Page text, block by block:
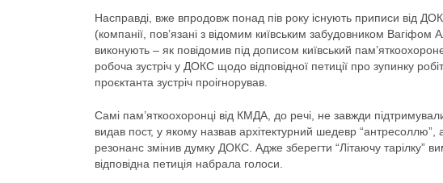
Насправді, вже впродовж понад пів року існують приписи від
(компанії, пов’язані з відомим київським забудовником Вагіфом
виконують – як повідомив під дописом київський
робоча зустріч у ДОКС щодо відповідної петиції про зупинку
проєктанта зустріч проігнорував.
Самі пам’яткоохоронці від КМДА, до речі, не завжди
видав пост, у якому назвав архітектурний шедевр “антресоллю”,
резонанс змінив думку ДОКС. Адже зберегти “Літаючу тарілку”
відповідна петиція набрала голоси.